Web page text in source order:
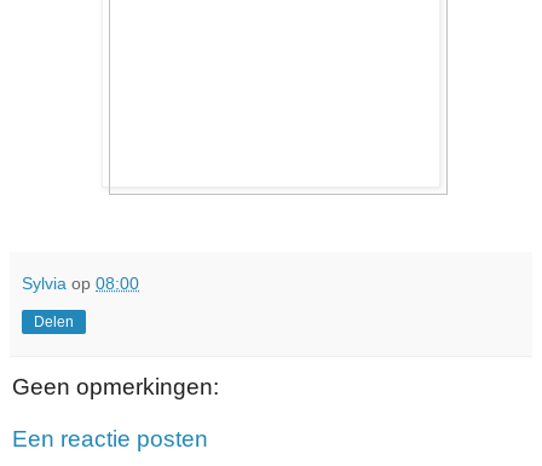
Sylvia op 08:00
Delen
Geen opmerkingen:
Een reactie posten